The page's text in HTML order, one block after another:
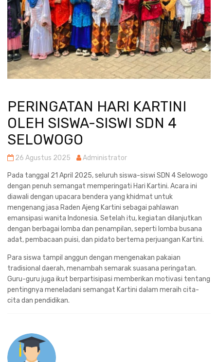
PERINGATAN HARI KARTINI
OLEH SISWA-SISWI SDN 4
SELOWOGO
26 Agustus 2025 Administrator
Pada tanggal 21 April 2025, seluruh siswa-siswi SDN 4 Selowogo
dengan penuh semangat memperingati Hari Kartini. Acara ini
diawali dengan upacara bendera yang khidmat untuk
mengenang jasa Raden Ajeng Kartini sebagai pahlawan
emansipasi wanita Indonesia. Setelah itu, kegiatan dilanjutkan
dengan berbagai lomba dan penampilan, seperti lomba busana
adat, pembacaan puisi, dan pidato bertema perjuangan Kartini.
Para siswa tampil anggun dengan mengenakan pakaian
tradisional daerah, menambah semarak suasana peringatan.
Guru-guru juga ikut berpartisipasi memberikan motivasi tentang
pentingnya meneladani semangat Kartini dalam meraih cita-
cita dan pendidikan.